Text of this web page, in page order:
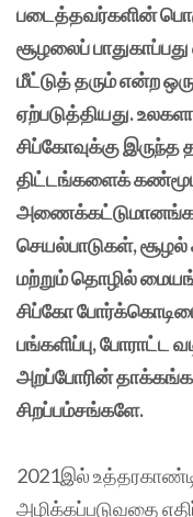
படைத்தவர்களின்
சூழலைப்
மீட்டுத் தரும் என்ற
ஏற்படுத்தியது.
சிப்கோவுக்கு இருந்த
திட்டங்களைக்
செயல்பாடுகள்,
மற்றும் தொழில்
சிப்கோ
பங்களிப்பு, போராட்ட
அறப்போரின்
சிறப்பம்சங்களே.
2021இல்
அழிக்கப்படுவதை